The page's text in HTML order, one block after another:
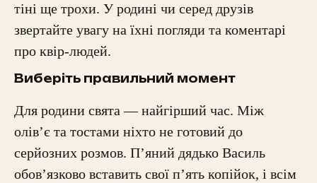
тіні ще трохи. У родині чи серед друзів
звертайте увагу на їхні погляди та коментарі
про квір-людей.
Виберіть правильний момент
Для родини свята — найгірший час. Між
олів’є та тостами ніхто не готовий до
серйозних розмов. П’яний дядько Василь
обов’язково вставить свої п’ять копійок, і всім